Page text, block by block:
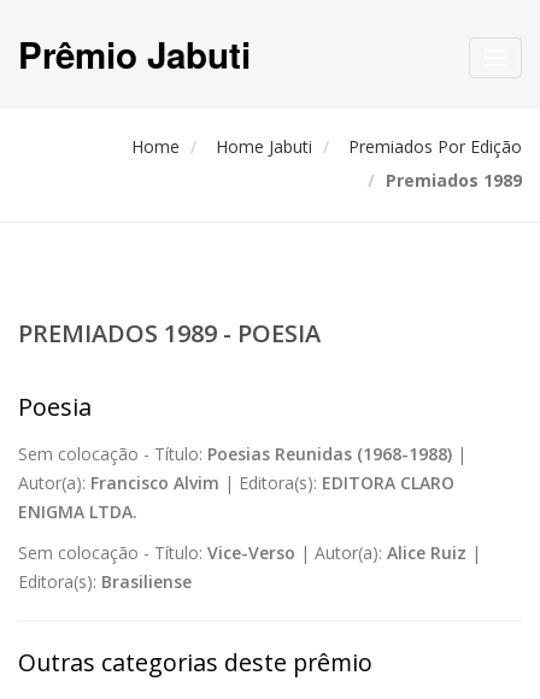
Prêmio Jabuti
Home Home Jabuti
Premiados Por Edição
Premiados 1989
PREMIADOS 1989 - POESIA
Poesia
Sem colocação - Título: Poesias Reunidas (1968-1988) |
Autor(a): Francisco Alvim | Editora(s): EDITORA CLARO
ENIGMA LTDA.
Sem colocação - Título: Vice-Verso | Autor(a): Alice Ruiz |
Editora(s): Brasiliense
Outras categorias deste prêmio